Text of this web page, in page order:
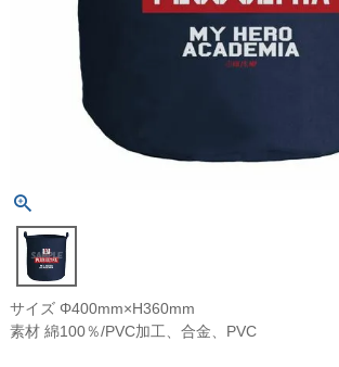
サイズ Φ400mm×H360mm
素材 綿100％/PVC加工、合金、PVC